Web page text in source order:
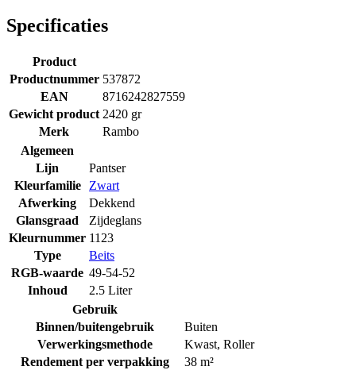
Specificaties
Product
Productnummer 537872
EAN
8716242827559
Gewicht product 2420 gr
Merk
Rambo
Algemeen
Lijn
Pantser
Kleurfamilie
Zwart
Afwerking
Dekkend
Glansgraad
Zijdeglans
Kleurnummer 1123
Type
Beits
RGB-waarde 49-54-52
Inhoud
2.5 Liter
Gebruik
Binnen/buitengebruik
Buiten
Verwerkingsmethode
Kwast, Roller
Rendement per verpakking
38 m²